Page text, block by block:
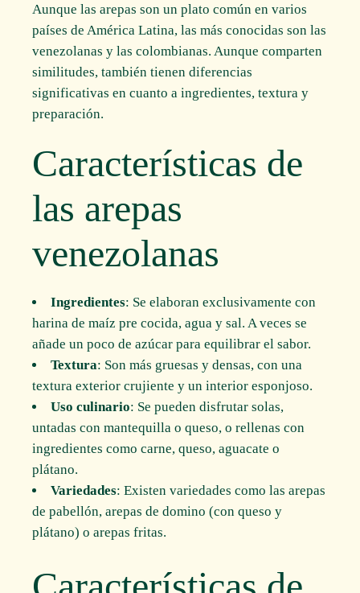
Aunque las arepas son un plato común en varios
países de América Latina, las más conocidas son las
venezolanas y las colombianas. Aunque comparten
similitudes, también tienen diferencias
significativas en cuanto a ingredientes, textura y
preparación.
Características de
las arepas
venezolanas
Ingredientes: Se elaboran exclusivamente con
harina de maíz pre cocida, agua y sal. A veces se
añade un poco de azúcar para equilibrar el sabor.
Textura: Son más gruesas y densas, con una
textura exterior crujiente y un interior esponjoso.
Uso culinario: Se pueden disfrutar solas,
untadas con mantequilla o queso, o rellenas con
ingredientes como carne, queso, aguacate o
plátano.
Variedades: Existen variedades como las arepas
de pabellón, arepas de domino (con queso y
plátano) o arepas fritas.